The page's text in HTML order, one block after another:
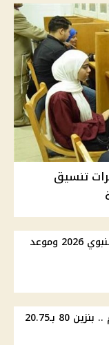
مؤشرات تنسيق
موقف ترحيل إجازة المولد النبوي 2026 وموعد
أسعار الوقود في مصر اليوم .. بنزين 80 بـ20.75